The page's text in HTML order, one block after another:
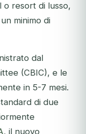
o resort di lusso,
minimo di
dal
(CBIC), e le
in 5-7 mesi.
di due
, il nuovo